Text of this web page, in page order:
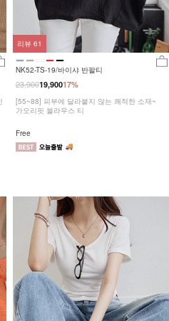
NK52-TS-19/바이샤 반팔티
17%
23,90019,900
[55~88] 피부에 달라붙지 않는 쾌적한 소재~
가오리핏 블라우스 티
Free
리뷰 61